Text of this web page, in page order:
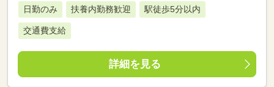
日勤のみ 扶養内勤務歓迎 駅徒歩5分以内
交通費支給
詳細を見る